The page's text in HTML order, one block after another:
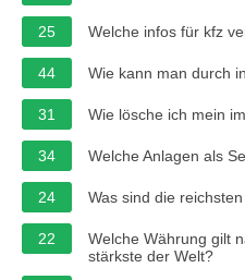
25 Welche infos für kfz
44 Wie kann man durch
31 Wie lösche ich mein
34 Welche Anlagen als
24 Was sind die
22
Welche Währung gilt
stärkste der Welt?